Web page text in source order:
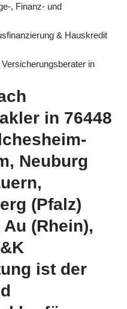
, Finanz- und
& Hauskredit
in
in 76448
Neuburg
(Pfalz)
(Rhein),
ist der